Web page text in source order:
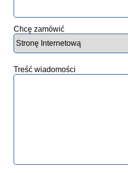
Chcę zamówić
Treść wiadomości